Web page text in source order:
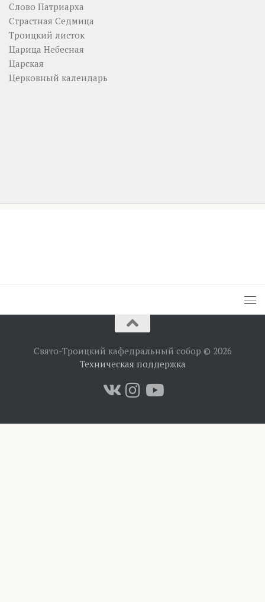
Слово Патриарха
Страстная Седмица
Троицкий листок
Царица Небесная
Царская
Церковный календарь
Свято-Троицкий кафедральный собор © 2026
Техническая поддержка